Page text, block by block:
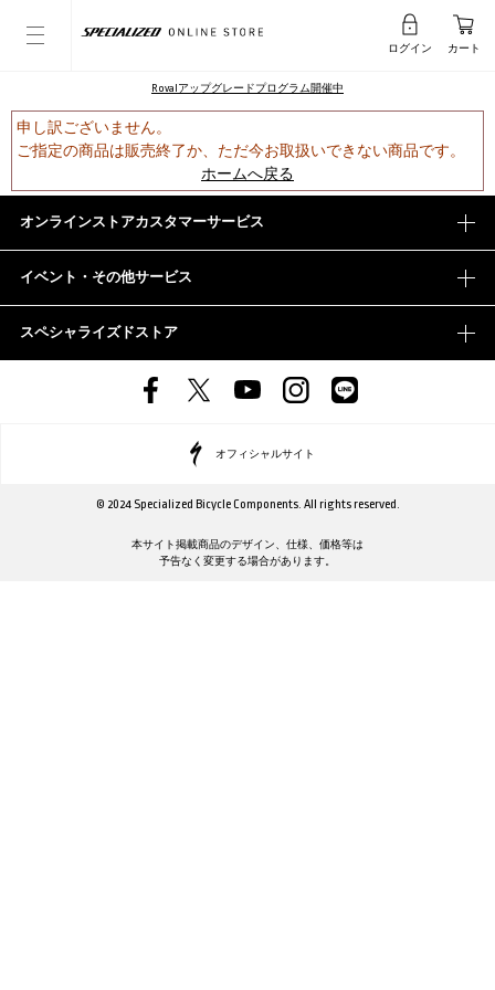
ログイン カート
Rovalアップグレードプログラム開催中
申し訳ございません。
ご指定の商品は販売終了か、ただ今お取扱いできない商品です。
ホームへ戻る
オンラインストアカスタマーサービス
イベント・その他サービス
スペシャライズドストア
オフィシャルサイト
© 2024 Specialized Bicycle Components. All rights reserved.
本サイト掲載商品のデザイン、仕様、価格等は
予告なく変更する場合があります。